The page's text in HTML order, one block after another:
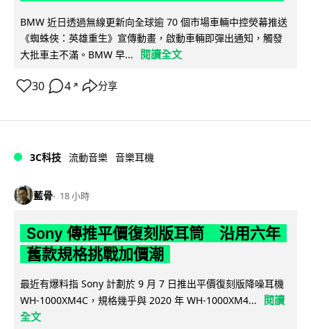
BMW 近日透過無線更新向全球逾 70 個市場車輛中控熒幕推送
《蜘蛛俠：英雄重生》宣傳動畫，啟動車輛即彈出通知，觸發
大批車主不滿。BMW 早...
閱讀全文
30 4 ↗ 分享
3C科技 流動音樂 音樂耳機
藍骨 18 小時
Sony 傳推平價復刻版耳筒 沿用六年
舊款規格挑戰加價潮
最近有爆料指 Sony 計劃於 9 月 7 日推出平價復刻版降噪耳機
WH-1000XM4C，規格幾乎與 2020 年 WH-1000XM4...
閱讀
全文